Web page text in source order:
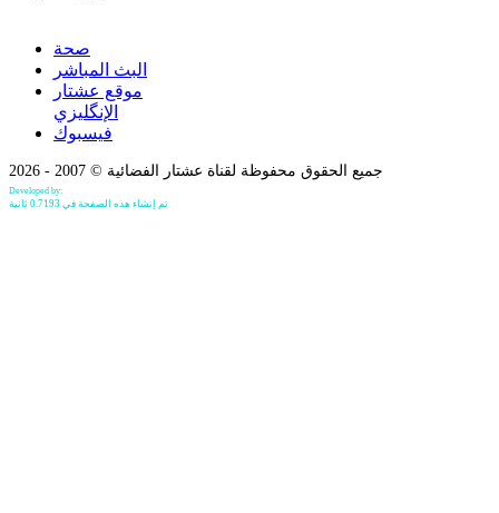
صحة
البث المباشر
موقع عشتار
الإنگليزي
فيسبوك
جميع الحقوق محفوظة لقناة عشتار الفضائية © 2007 - 2026
Developed by:
تم إنشاء هذه الصفحة في 0.7193 ثانية